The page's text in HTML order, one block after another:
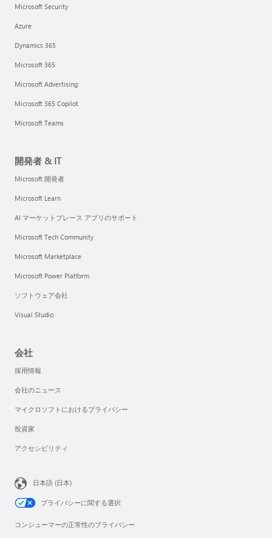
Microsoft Security
Azure
Dynamics 365
Microsoft 365
Microsoft Advertising
Microsoft 365 Copilot
Microsoft Teams
開発者 & IT
Microsoft 開発者
Microsoft Learn
AI マーケットプレース アプリのサポート
Microsoft Tech Community
Microsoft Marketplace
Microsoft Power Platform
ソフトウェア会社
Visual Studio
会社
採用情報
会社のニュース
マイクロソフトにおけるプライバシー
投資家
アクセシビリティ
日本語 (日本)
プライバシーに関する選択
コンシューマーの正常性のプライバシー